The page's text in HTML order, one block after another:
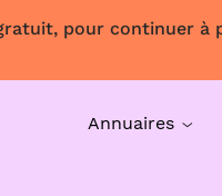
pour continuer à
Annuaires